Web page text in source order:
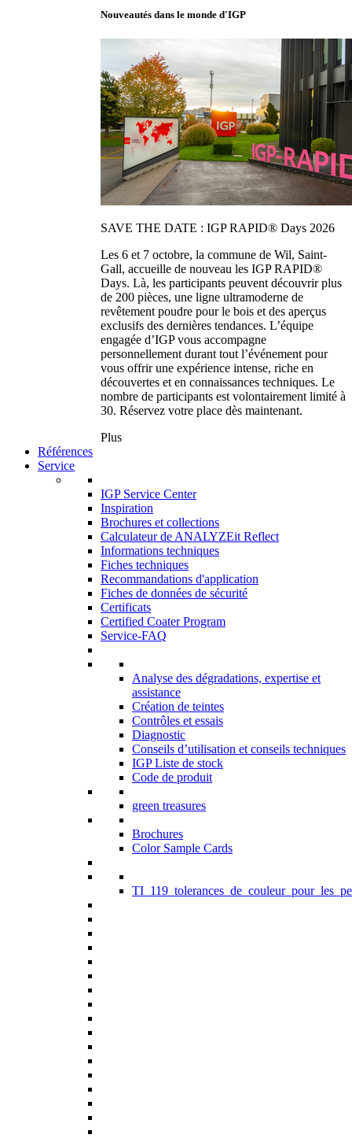
Nouveautés dans le monde d'IGP
SAVE THE DATE : IGP RAPID® Days 2026
Les 6 et 7 octobre, la commune de Wil, Saint-
Gall, accueille de nouveau les IGP RAPID®
Days. Là, les participants peuvent découvrir plus
de 200 pièces, une ligne ultramoderne de
revêtement poudre pour le bois et des aperçus
exclusifs des dernières tendances. L’équipe
engagée d’IGP vous accompagne
personnellement durant tout l’événement pour
vous offrir une expérience intense, riche en
découvertes et en connaissances techniques. Le
nombre de participants est volontairement limité à
30. Réservez votre place dès maintenant.
Plus
Références
Service
IGP Service Center
Inspiration
Brochures et collections
Calculateur de ANALYZEit Reflect
Informations techniques
Fiches techniques
Recommandations d'application
Fiches de données de sécurité
Certificats
Certified Coater Program
Service-FAQ
Analyse des dégradations, expertise et
assistance
Création de teintes
Contrôles et essais
Diagnostic
Conseils d’utilisation et conseils techniques
IGP Liste de stock
Code de produit
green treasures
Brochures
Color Sample Cards